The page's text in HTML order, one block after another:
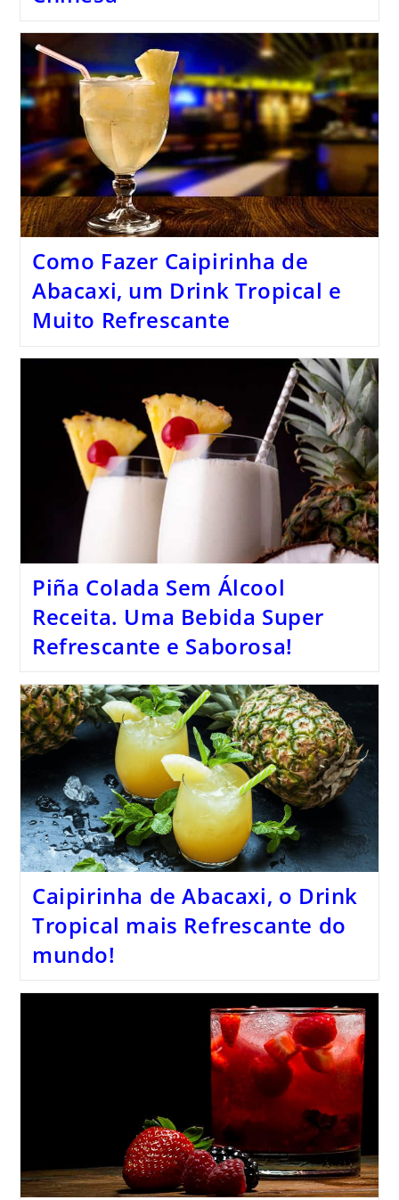
Como Fazer Caipirinha de
Abacaxi, um Drink Tropical e
Muito Refrescante
Piña Colada Sem Álcool
Receita. Uma Bebida Super
Refrescante e Saborosa!
Caipirinha de Abacaxi, o Drink
Tropical mais Refrescante do
mundo!